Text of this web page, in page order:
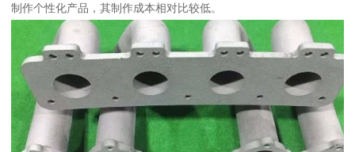
制作个性化产品，其制作成本相对比较低。